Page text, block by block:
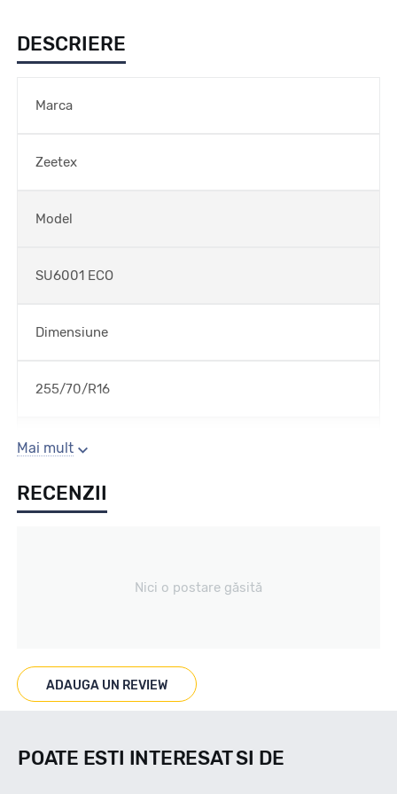
DESCRIERE
Marca
Zeetex
Model
SU6001 ECO
Dimensiune
255/70/R16
Sezon
Vara
Marcat M+S
Mai mult
RECENZII
Nici o postare găsită
ADAUGA UN REVIEW
POATE ESTI INTERESAT SI DE